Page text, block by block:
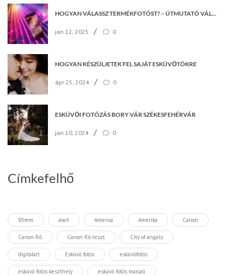
HOGYAN VÁLASSZ TERMÉKFOTÓST? – ÚTMUTATÓ VÁLLALKOZÁSOKNAK
jan 12, 2025 / 0
HOGYAN KÉSZÜLJETEK FEL SAJÁT ESKÜVŐTÖKRE
ápr 25, 2024 / 0
ESKÜVŐI FOTÓZÁS BORY VÁR SZÉKESFEHÉRVÁR
jan 10, 2024 / 0
Címkefelhő
85mm aiart America Amerika Canon
Canon R6 Canon R6 teszt City of angels
digitalart Esküvő fotós esküvőfotós
esküvő fotós keszthely esküvő fotós marcali